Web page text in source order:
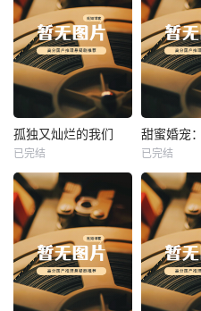
热播
未知
孤独又灿烂的我们
已完结
热播
未知
已完结